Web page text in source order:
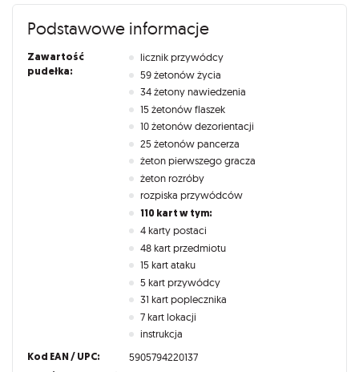
Podstawowe informacje
Zawartość
pudełka:
licznik przywódcy
59 żetonów życia
34 żetony nawiedzenia
15 żetonów flaszek
10 żetonów dezorientacji
25 żetonów pancerza
żeton pierwszego gracza
żeton rozróby
rozpiska przywódców
110 kart w tym:
4 karty postaci
48 kart przedmiotu
15 kart ataku
5 kart przywódcy
31 kart poplecznika
7 kart lokacji
instrukcja
Kod EAN / UPC: 5905794220137